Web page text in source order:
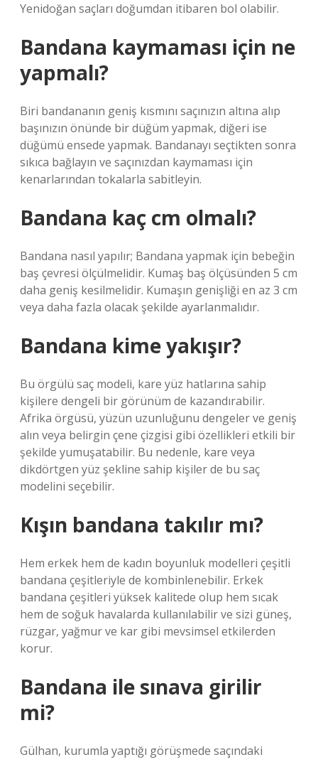
Yenidoğan saçları doğumdan itibaren bol olabilir.
Bandana kaymaması için ne
yapmalı?
Biri bandananın geniş kısmını saçınızın altına alıp
başınızın önünde bir düğüm yapmak, diğeri ise
düğümü ensede yapmak. Bandanayı seçtikten sonra
sıkıca bağlayın ve saçınızdan kaymaması için
kenarlarından tokalarla sabitleyin.
Bandana kaç cm olmalı?
Bandana nasıl yapılır; Bandana yapmak için bebeğin
baş çevresi ölçülmelidir. Kumaş baş ölçüsünden 5 cm
daha geniş kesilmelidir. Kumaşın genişliği en az 3 cm
veya daha fazla olacak şekilde ayarlanmalıdır.
Bandana kime yakışır?
Bu örgülü saç modeli, kare yüz hatlarına sahip
kişilere dengeli bir görünüm de kazandırabilir.
Afrika örgüsü, yüzün uzunluğunu dengeler ve geniş
alın veya belirgin çene çizgisi gibi özellikleri etkili bir
şekilde yumuşatabilir. Bu nedenle, kare veya
dikdörtgen yüz şekline sahip kişiler de bu saç
modelini seçebilir.
Kışın bandana takılır mı?
Hem erkek hem de kadın boyunluk modelleri çeşitli
bandana çeşitleriyle de kombinlenebilir. Erkek
bandana çeşitleri yüksek kalitede olup hem sıcak
hem de soğuk havalarda kullanılabilir ve sizi güneş,
rüzgar, yağmur ve kar gibi mevsimsel etkilerden
korur.
Bandana ile sınava girilir
mi?
Gülhan, kurumla yaptığı görüşmede saçındaki